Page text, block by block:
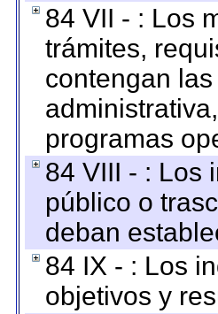
84 VII - : Los
trámites,
contengan
programas
84 VIII - : Los
público o
deban
84 IX - : Los
objetivos y